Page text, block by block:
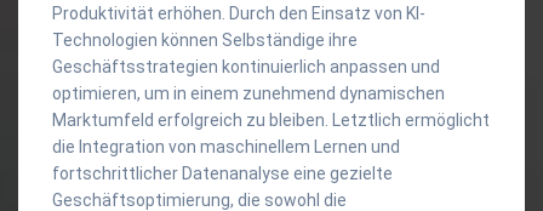
Produktivität erhöhen. Durch den Einsatz von KI-
Technologien können Selbständige ihre
Geschäftsstrategien kontinuierlich anpassen und
optimieren, um in einem zunehmend dynamischen
Marktumfeld erfolgreich zu bleiben. Letztlich ermöglicht
die Integration von maschinellem Lernen und
fortschrittlicher Datenanalyse eine gezielte
Geschäftsoptimierung, die sowohl die